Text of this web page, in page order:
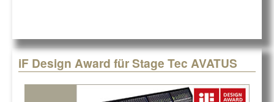
iF Design Award für Stage Tec AVATUS